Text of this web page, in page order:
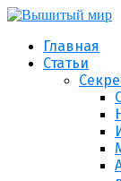
Главная
Статьи